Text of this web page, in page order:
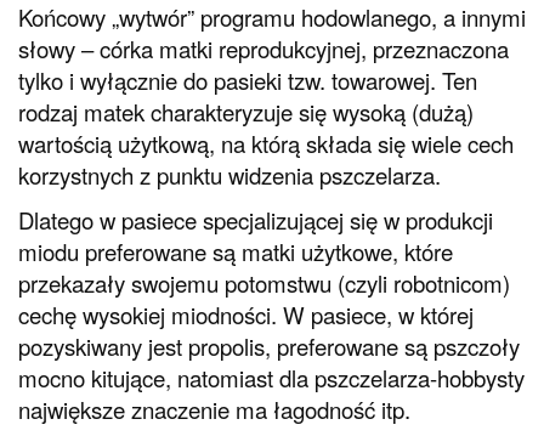
Końcowy „wytwór” programu hodowlanego, a innymi
słowy – córka matki reprodukcyjnej, przeznaczona
tylko i wyłącznie do pasieki tzw. towarowej. Ten
rodzaj matek charakteryzuje się wysoką (dużą)
wartością użytkową, na którą składa się wiele cech
korzystnych z punktu widzenia pszczelarza.
Dlatego w pasiece specjalizującej się w produkcji
miodu preferowane są matki użytkowe, które
przekazały swojemu potomstwu (czyli robotnicom)
cechę wysokiej miodności. W pasiece, w której
pozyskiwany jest propolis, preferowane są pszczoły
mocno kitujące, natomiast dla pszczelarza-hobbysty
największe znaczenie ma łagodność itp.